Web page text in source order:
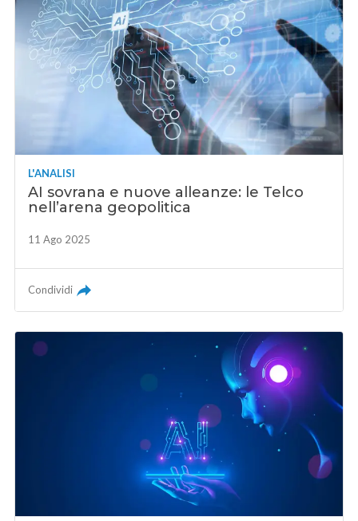
L'ANALISI
AI sovrana e nuove alleanze: le Telco
nell’arena geopolitica
11 Ago 2025
Condividi